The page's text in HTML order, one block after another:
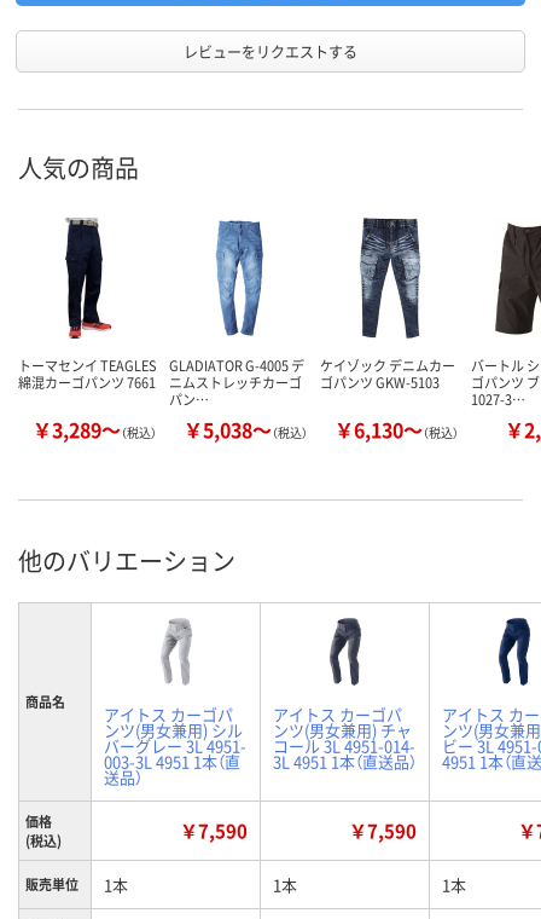
レビューをリクエストする
人気の商品
トーマセンイ TEAGLES
綿混カーゴパンツ 7661
￥3,289～（税込）
GLADIATOR G-4005 デ
ニムストレッチカーゴ
パン…
￥5,038～（税込）
ケイゾック デニムカー
ゴパンツ GKW-5103
￥6,130～（税込）
バートル
ゴパンツ
1027-3…
￥
他のバリエーション
商品名
アイトス カーゴパ
ンツ(男女兼用) シル
バーグレー 3L 4951-
003-3L 4951 1本（直
送品）
アイトス カーゴパ
ンツ(男女兼用) チャ
コール 3L 4951-014-
3L 4951 1本（直送品）
アイトス カ
ンツ(男女兼
ビー 3L
4951 1本（直
価格
(税込)
￥7,590 ￥7,590
販売単位 1本 1本 1本